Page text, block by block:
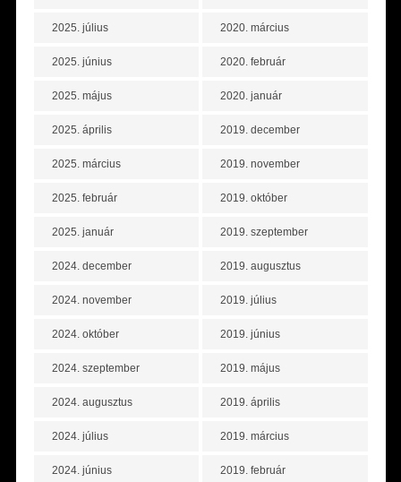
2025. július
2025. június
2025. május
2025. április
2025. március
2025. február
2025. január
2024. december
2024. november
2024. október
2024. szeptember
2024. augusztus
2024. július
2024. június
2020. március
2020. február
2020. január
2019. december
2019. november
2019. október
2019. szeptember
2019. augusztus
2019. július
2019. június
2019. május
2019. április
2019. március
2019. február